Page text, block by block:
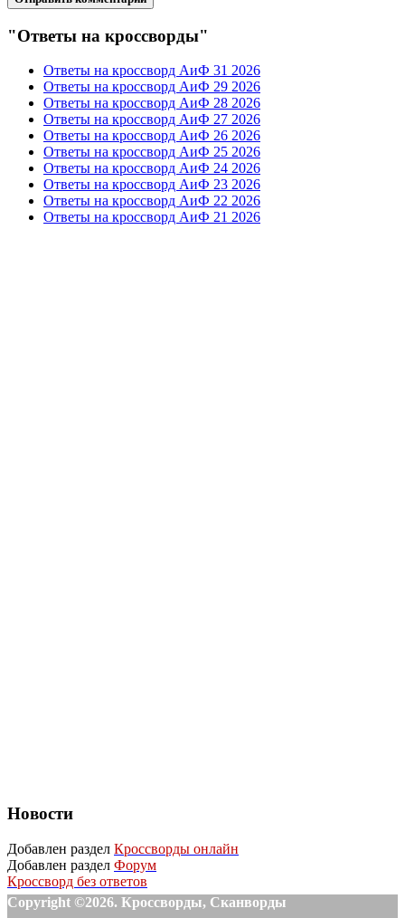
"Ответы на кроссворды"
Ответы на кроссворд АиФ 31 2026
Ответы на кроссворд АиФ 29 2026
Ответы на кроссворд АиФ 28 2026
Ответы на кроссворд АиФ 27 2026
Ответы на кроссворд АиФ 26 2026
Ответы на кроссворд АиФ 25 2026
Ответы на кроссворд АиФ 24 2026
Ответы на кроссворд АиФ 23 2026
Ответы на кроссворд АиФ 22 2026
Ответы на кроссворд АиФ 21 2026
Новости
Добавлен раздел Кроссворды онлайн
Добавлен раздел Форум
Кроссворд без ответов
Copyright ©2026. Кроссворды, Сканворды